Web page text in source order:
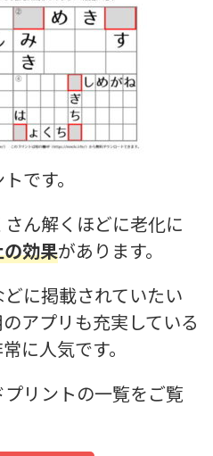
です。
ん解くほどに老化に
効果があります。
に掲載されていたい
アプリも充実している
に人気です。
リントの一覧をご覧